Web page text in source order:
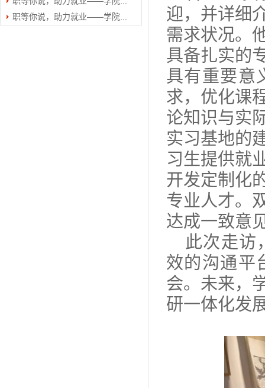
职等你说，助力就业——学院...
迎，并详细
需求状况。
具备扎实的
具有重要意
求，优化课
论知识与实
实习基地的
习生提供就
开发定制化
专业人才。
达成一致意
此次走访
效的沟通平
会。未来，
研一体化发